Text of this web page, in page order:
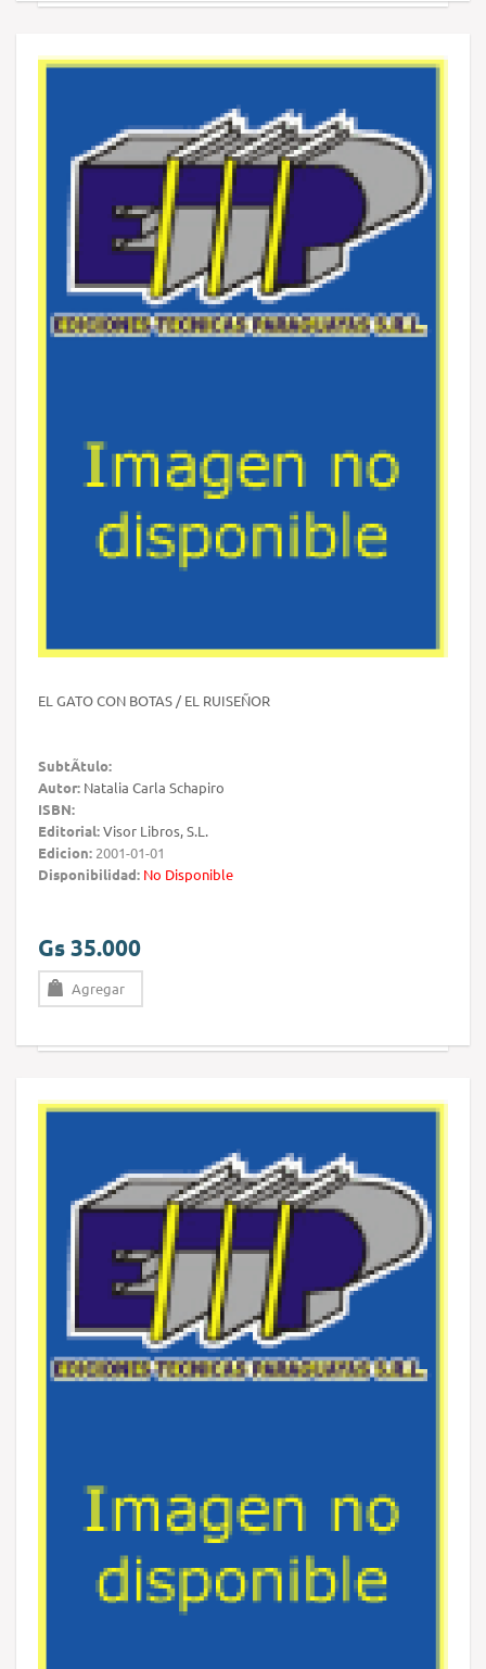
EL GATO CON BOTAS / EL RUISEÑOR
SubtÃ­tulo:
Autor: Natalia Carla Schapiro
ISBN:
Editorial:Visor Libros, S.L.
Edicion: 2001-01-01
Disponibilidad: No Disponible
Gs 35.000
Agregar